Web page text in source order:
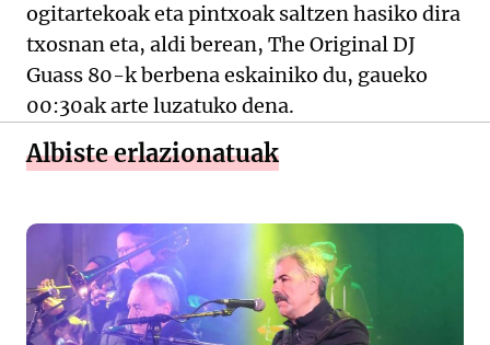
ogitartekoak eta pintxoak saltzen hasiko dira
txosnan eta, aldi berean, The Original DJ
Guass 80-k berbena eskainiko du, gaueko
00:30ak arte luzatuko dena.
Albiste erlazionatuak